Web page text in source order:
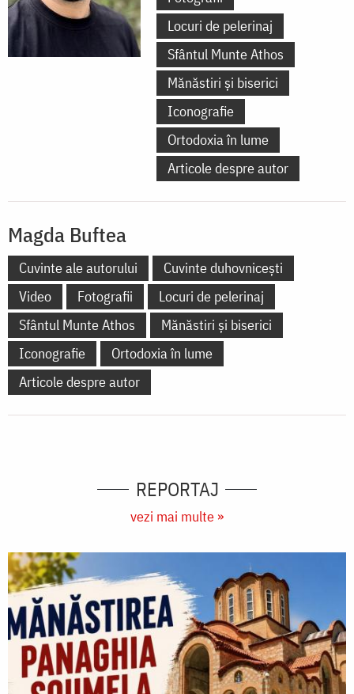
Locuri de pelerinaj
Sfântul Munte Athos
Mănăstiri și biserici
Iconografie
Ortodoxia în lume
Articole despre autor
Magda Buftea
Cuvinte ale autorului
Cuvinte duhovnicești
Video
Fotografii
Locuri de pelerinaj
Sfântul Munte Athos
Mănăstiri și biserici
Iconografie
Ortodoxia în lume
Articole despre autor
REPORTAJ
vezi mai multe »